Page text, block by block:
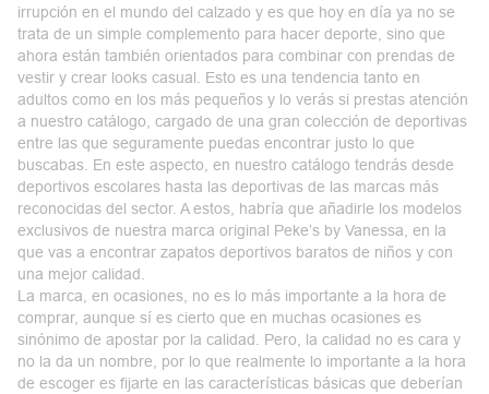
irrupción en el mundo del calzado y es que hoy en día ya no se
trata de un simple complemento para hacer deporte, sino que
ahora están también orientados para combinar con prendas de
vestir y crear looks casual. Esto es una tendencia tanto en
adultos como en los más pequeños y lo verás si prestas atención
a nuestro catálogo, cargado de una gran colección de deportivas
entre las que seguramente puedas encontrar justo lo que
buscabas. En este aspecto, en nuestro catálogo tendrás desde
deportivos escolares hasta las deportivas de las marcas más
reconocidas del sector. A estos, habría que añadirle los modelos
exclusivos de nuestra marca original Peke’s by Vanessa, en la
que vas a encontrar zapatos deportivos baratos de niños y con
una mejor calidad.
La marca, en ocasiones, no es lo más importante a la hora de
comprar, aunque sí es cierto que en muchas ocasiones es
sinónimo de apostar por la calidad. Pero, la calidad no es cara y
no la da un nombre, por lo que realmente lo importante a la hora
de escoger es fijarte en las características básicas que deberían